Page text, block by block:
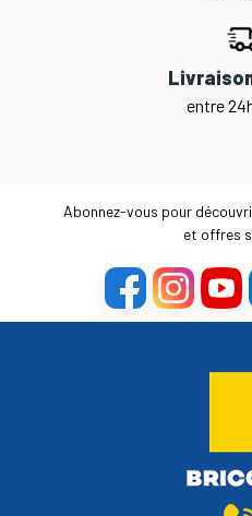
entre
Abonnez-vous pour
et offres